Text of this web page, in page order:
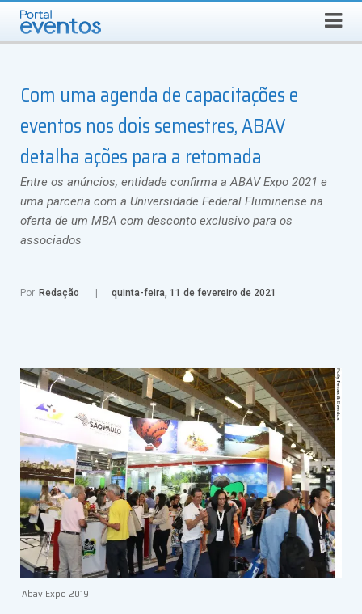
Select Language ▼
Com uma agenda de capacitações e
eventos nos dois semestres, ABAV
detalha ações para a retomada
Entre os anúncios, entidade confirma a ABAV Expo 2021 e
uma parceria com a Universidade Federal Fluminense na
oferta de um MBA com desconto exclusivo para os
associados
Por Redação quinta-feira, 11 de fevereiro de 2021
Abav Expo 2019